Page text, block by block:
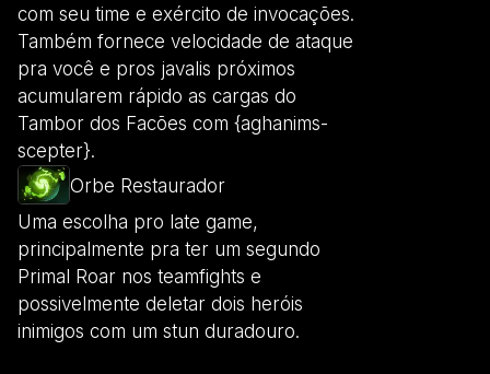
com seu time e exército de invocações.
Também fornece velocidade de ataque
pra você e pros javalis próximos
acumularem rápido as cargas do
Tambor dos Facões com {aghanims-
scepter}.
Orbe Restaurador
Uma escolha pro late game,
principalmente pra ter um segundo
Primal Roar nos teamfights e
possivelmente deletar dois heróis
inimigos com um stun duradouro.